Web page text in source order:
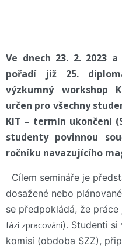
Ve dnech 23. 2. 2023
pořadí již 25.
výzkumný workshop
určen pro všechny
KIT – termín ukončení
studenty povinnou
ročníku navazujícího
Cílem semináře je
dosažené nebo
se předpokládá, že
fázi zpracování). Studenti si
komisí (obdoba SZZ),